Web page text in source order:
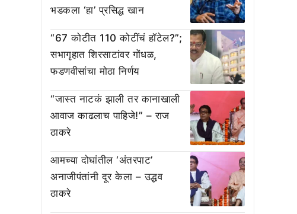
भडकला ‘हा’ प्रसिद्ध खान
“67 कोटीत 110 कोटींचं हॉटेल?”;
सभागृहात शिरसाटांवर गोंधळ,
फडणवीसांचा मोठा निर्णय
“जास्त नाटकं झाली तर कानाखाली
आवाज काढलाच पाहिजे!” – राज
ठाकरे
आमच्या दोघांतील ‘अंतरपाट’
अनाजीपंतांनी दूर केला – उद्धव
ठाकरे